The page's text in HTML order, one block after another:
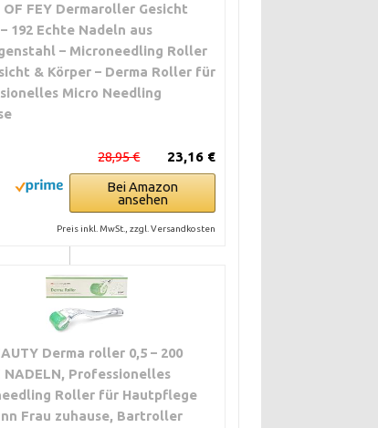
längere
OF FEY Dermaroller Gesicht
– 192 Echte Nadeln aus
– Microneedling Roller
& Körper – Derma Roller für
Micro Needling
23,16 €
28,95 €
Bei Amazon
ansehen
Preis inkl. MwSt., zzgl. Versandkosten
Derma roller 0,5 – 200
NADELN, Professionelles
Roller für Hautpflege
Frau zuhause, Bartroller